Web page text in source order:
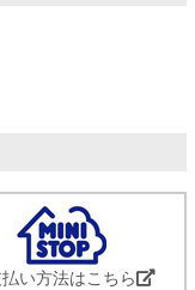
い方法はこちら